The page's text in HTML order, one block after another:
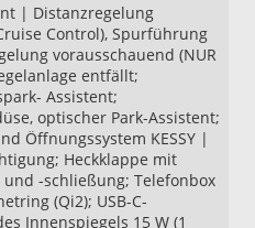
| Distanzregelung
Control), Spurführung
vorausschauend (NUR
entfällt;
Assistent;
optischer Park-Assistent;
Öffnungssystem KESSY |
Heckklappe mit
-schließung; Telefonbox
(Qi2); USB-C-
Innenspiegels 15 W (1